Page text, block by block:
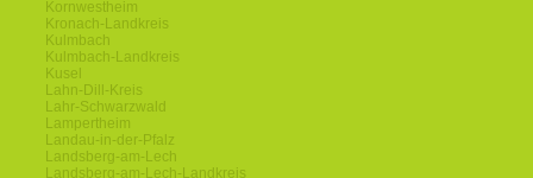
Kornwestheim
Kronach-Landkreis
Kulmbach
Kulmbach-Landkreis
Kusel
Lahn-Dill-Kreis
Lahr-Schwarzwald
Lampertheim
Landau-in-der-Pfalz
Landsberg-am-Lech
Landsberg-am-Lech-Landkreis